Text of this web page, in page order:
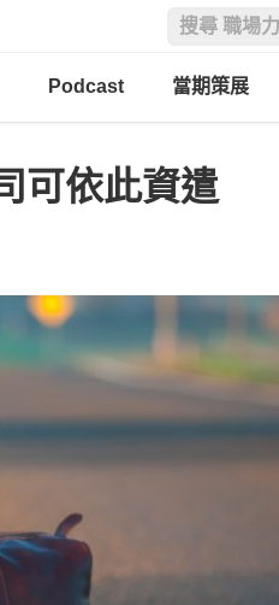
Podcast 當期策展
可依此資遣